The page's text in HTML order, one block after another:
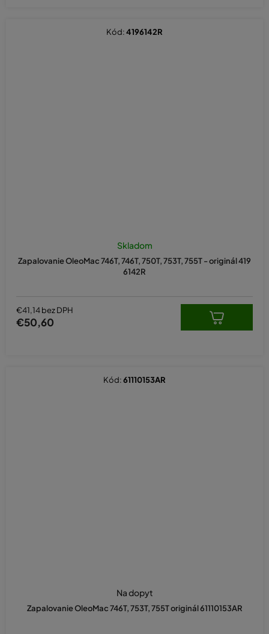
Zapalovanie OleoMac 746T, 746T, 750T, 753T, 755T - originál 419
6142R
hodnotenie
je
5,0
Skladom
€41,14 bez DPH
€50,60
Kód:4196142R
Zapalovanie OleoMac 746T, 753T, 755T originál 61110153AR
Na dopyt
Kód:61110153AR